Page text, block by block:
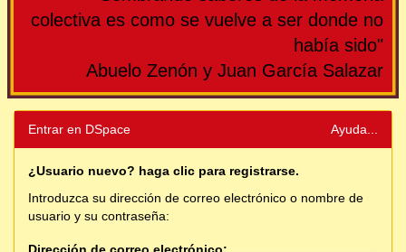
colectiva es como se vuelve a ser donde no
había sido"
Abuelo Zenón y Juan García Salazar
Entrar en DSpace Ayuda...
¿Usuario nuevo? haga clic para registrarse.
Introduzca su dirección de correo electrónico o nombre de
usuario y su contraseña: